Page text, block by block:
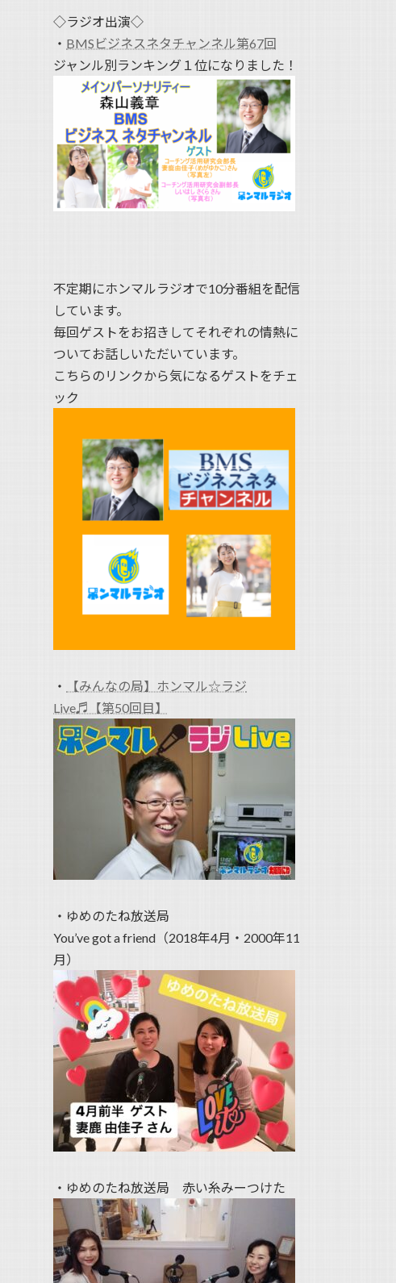
◇ラジオ出演◇
・ BMSビジネスネタチャンネル第67回
ジャンル別ランキング１位になりました！
不定期にホンマルラジオで10分番組を配信
しています。
毎回ゲストをお招きしてそれぞれの情熱に
ついてお話しいただいています。
こちらのリンクから気になるゲストをチェ
ック
・
【みんなの局】ホンマル☆ラジ
Live♬【第50回目】
・ゆめのたね放送局
You’ve got a friend（2018年4月・2000年11
月）
・ゆめのたね放送局 赤い糸みーつけた